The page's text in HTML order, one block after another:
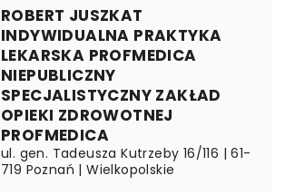
ROBERT JUSZKAT
INDYWIDUALNA PRAKTYKA
LEKARSKA PROFMEDICA
NIEPUBLICZNY
SPECJALISTYCZNY ZAKŁAD
OPIEKI ZDROWOTNEJ
PROFMEDICA
ul. gen. Tadeusza Kutrzeby 16/116 | 61-
719 Poznań | Wielkopolskie